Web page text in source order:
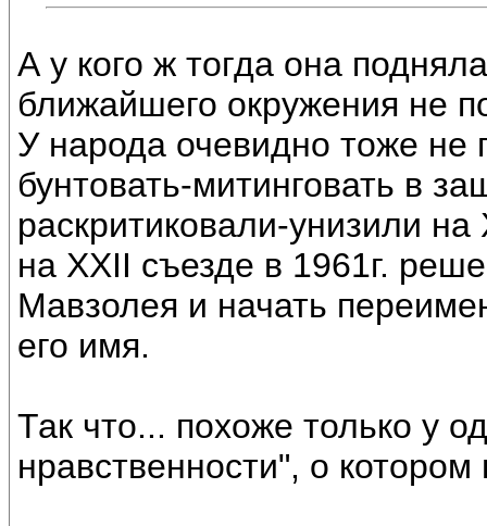
А у кого ж тогда она
ближайшего окружения не
У народа очевидно тоже не
бунтовать-митинговать в
раскритиковали-унизили
на ХХII съезде в 1961г.
Мавзолея и начать
его имя.
Так что... похоже только у
нравственности", о котором